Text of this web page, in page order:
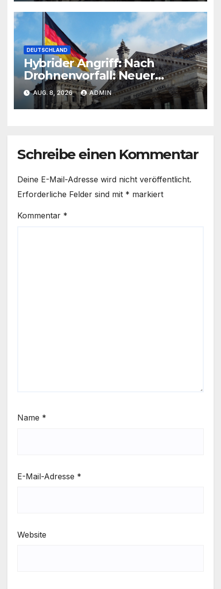
DEUTSCHLAND
Hybrider Angriff: Nach
Drohnenvorfall: Neuer
Wachposten am Flughafen
AUG. 8, 2026 ADMIN
Schreibe einen Kommentar
Deine E-Mail-Adresse wird nicht veröffentlicht.
Erforderliche Felder sind mit * markiert
Kommentar *
Name *
E-Mail-Adresse *
Website